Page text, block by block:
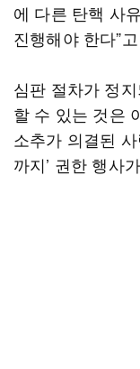
에 다른 탄핵 사
진행해야 한다”
심판 절차가 정
할 수 있는 것은
소추가 의결된
까지’ 권한 행사